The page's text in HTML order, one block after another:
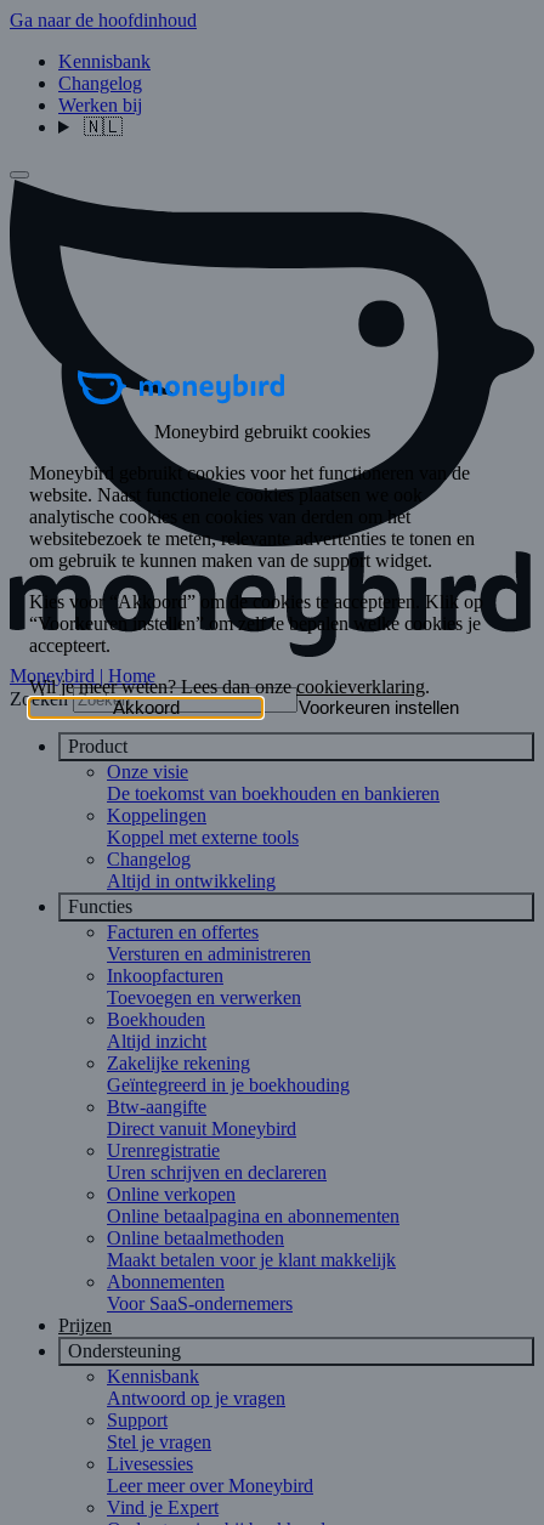
Ga naar de hoofdinhoud
Kennisbank
Changelog
Werken bij
🇳🇱
Moneybird | Home
Zoeken
Product
Onze visie
De toekomst van boekhouden en bankieren
Koppelingen
Koppel met externe tools
Changelog
Altijd in ontwikkeling
Functies
Facturen en offertes
Versturen en administreren
Inkoopfacturen
Toevoegen en verwerken
Boekhouden
Altijd inzicht
Zakelijke rekening
Geïntegreerd in je boekhouding
Btw-aangifte
Direct vanuit Moneybird
Urenregistratie
Uren schrijven en declareren
Online verkopen
Online betaalpagina en abonnementen
Online betaalmethoden
Maakt betalen voor je klant makkelijk
Abonnementen
Voor SaaS-ondernemers
Prijzen
Ondersteuning
Kennisbank
Antwoord op je vragen
Support
Stel je vragen
Livesessies
Leer meer over Moneybird
Vind je Expert